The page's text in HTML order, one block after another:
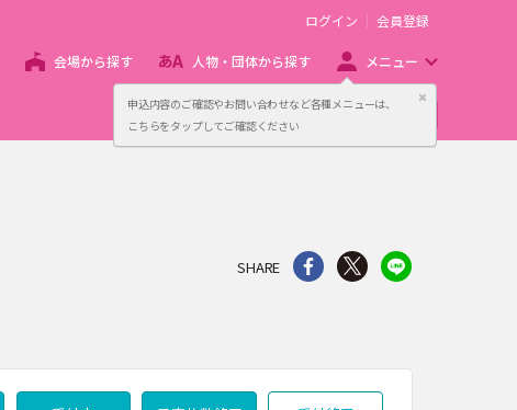
申込内容のご確認やお問い合わせなど各種メニューは、
こちらをタップしてご確認ください
閉じる
ログイン 会員登録
会場から探す 人物・団体から探す メニュー
主催者向け販売サービス
SHARE
シェア Twitter